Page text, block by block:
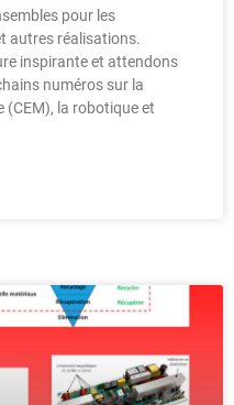
pour les
autres réalisations.
inspirante et attendons
numéros sur la
la robotique et